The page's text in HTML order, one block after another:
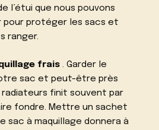
l’étui que nous pouvons
pour protéger les sacs et
ranger.
frais . Garder le
sac et peut-être près
finit souvent par
fondre. Mettre un sachet
sac à maquillage donnera à